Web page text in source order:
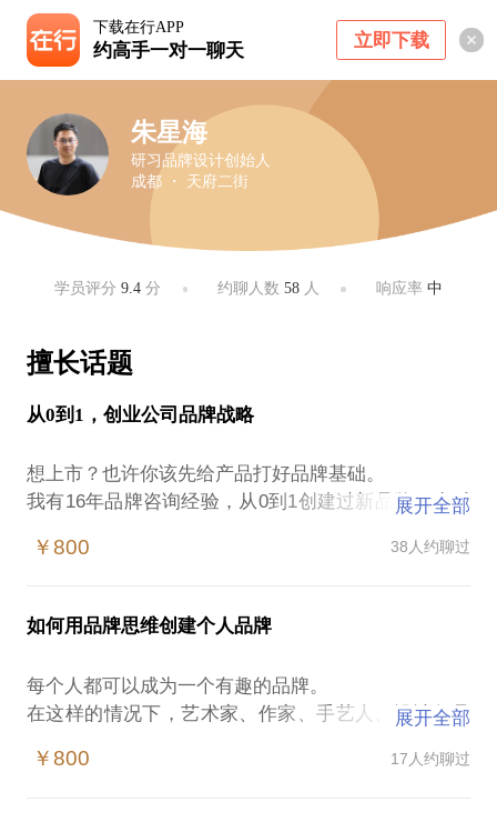
下载在行APP
约高手一对一聊天 立即下载
朱星海
研习品牌设计创始人
成都 ・ 天府二街
学员评分9.4 分 约聊人数 58人 响应率 中
擅长话题
从0到1，创业公司品牌战略
想上市？也许你该先给产品打好品牌基础。
我有16年品牌咨询经验，从0到1创建过新品牌，先后
从新品牌创建到上市公司（量子高科）的全案服务经
?xml version="1.0" encoding="UTF-8"
standalone="no"?
如何根据竞争环境确立品牌定位、品牌标识设计的方
向和标准？
如何低成本建立品牌？
展开全部
￥800 38人约聊过
如何用品牌思维创建个人品牌
每个人都可以成为一个有趣的品牌。
在这样的情况下，艺术家、作家、手艺人、设计师品
如何根据自己的特点选择自己的定位？
展开全部
￥800 17人约聊过